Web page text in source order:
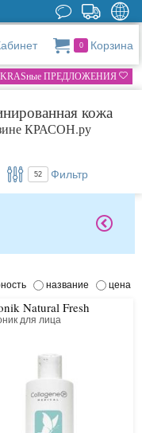
0 Корзина
KRASные ПРЕДЛОЖЕНИЯ
кожа
КРАСОН.ру
52 Фильтр
название цена
Natural Fresh
для лица